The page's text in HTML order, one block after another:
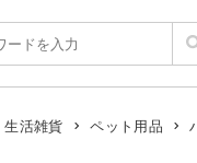
生活雑貨 ペット用品